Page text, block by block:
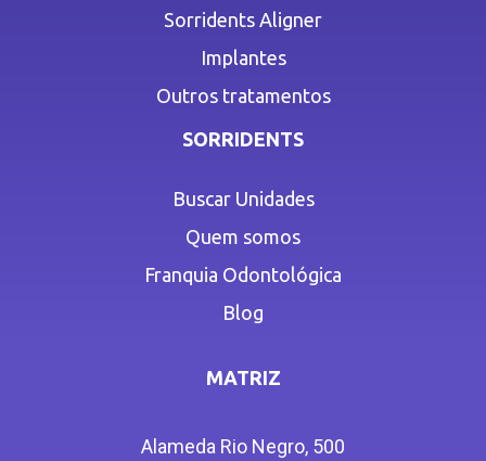
Sorridents Aligner
Implantes
Outros tratamentos
SORRIDENTS
Buscar Unidades
Quem somos
Franquia Odontológica
Blog
MATRIZ
Alameda Rio Negro, 500